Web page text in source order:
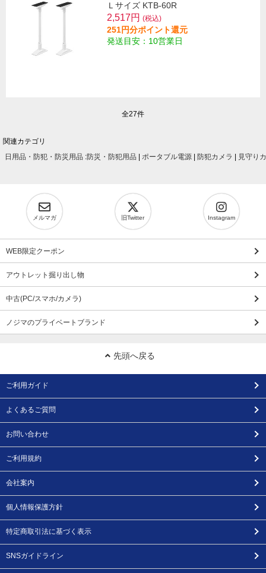
Ｌサイズ KTB-60R
2,517円 (税込)
251円分ポイント還元
発送目安：10営業日
全27件
関連カテゴリ
日用品・防犯・防災用品 :防災・防犯用品 ポータブル電源 防犯カメラ 見守り
メルマガ 旧Twitter Instagram
WEB限定クーポン
アウトレット掘り出し物
中古(PC/スマホ/カメラ)
ノジマのプライベートブランド
先頭へ戻る
ご利用ガイド
よくあるご質問
お問い合わせ
ご利用規約
会社案内
個人情報保護方針
特定商取引法に基づく表示
SNSガイドライン